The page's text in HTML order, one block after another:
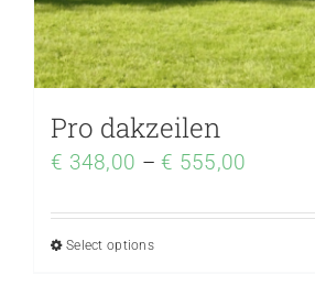
Pro dakzeilen
€ 348,00 –€ 555,00
Select options